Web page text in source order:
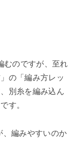
むのですが、至れ
の「編み方レッ
別糸を編み込ん
す。
、編みやすいのか